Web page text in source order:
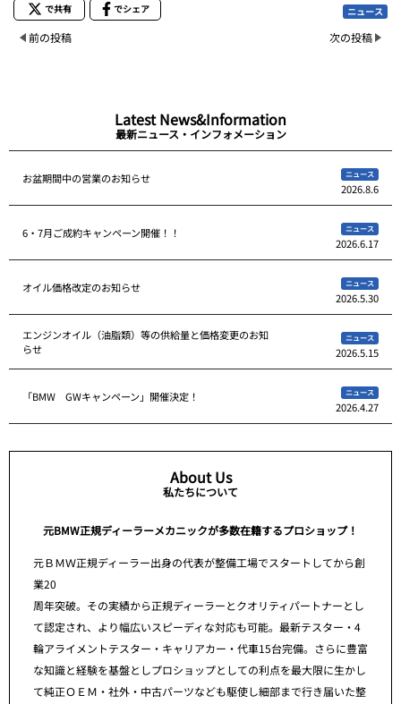
で共有 でシェア ニュース
前の投稿 次の投稿
Latest News&Information
最新ニュース・インフォメーション
お盆期間中の営業のお知らせ ニュース
2026.8.6
6・7月ご成約キャンペーン開催！！ ニュース
2026.6.17
オイル価格改定のお知らせ ニュース
2026.5.30
エンジンオイル（油脂類）等の供給量と価格変更のお知
らせ
ニュース
2026.5.15
「BMW GWキャンペーン」開催決定！ ニュース
2026.4.27
About Us
私たちについて
元BMW正規ディーラーメカニックが多数在籍するプロショップ！
元ＢＭＷ正規ディーラー出身の代表が整備工場でスタートしてから創
業20
周年突破。その実績から正規ディーラーとクオリティパートナーとし
て認定され、より幅広いスピーディな対応も可能。最新テスター・4
輪アライメントテスター・キャリアカー・代車15台完備。さらに豊富
な知識と経験を基盤としプロショップとしての利点を最大限に生かし
て純正ＯＥＭ・社外・中古パーツなども駆使し細部まで行き届いた整